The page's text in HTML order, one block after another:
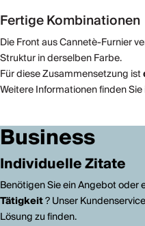
Fertige Kombinationen
Die Front aus Cannetè-Furnier
Struktur in derselben Farbe.
Für diese Zusammensetzung ist
Weitere Informationen finden
Business
Individuelle Zitate
Benötigen Sie ein Angebot oder
Tätigkeit? Unser
Lösung zu finden.